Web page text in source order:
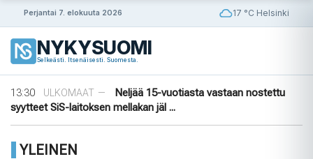
Perjantai 7. elokuuta 2026 17 °C Helsinki
NYKYSUOMI
Selkeästi. Itsenäisesti. Suomesta.
sato
14:56
ULKOMAAT —
Puola ja Yhdysvallat neuvottelevat
pysyvistä sotilastukikohdista
13:30
ULKOMAAT —
Neljää 15-vuotiasta vastaan nostettu
syytteet SiS-laitoksen mellakan jäl ...
11:45
Yli 1 000 saksalaista oikeusalan
09:56
ULKOMAAT
YLEINEN